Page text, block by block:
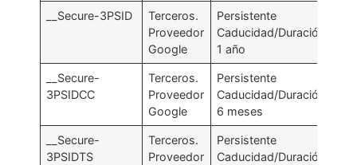
__Secure-3PSID
Terceros.
Proveedor
Google
Persistente
Caducidad/Duración:
1 año
__Secure-
3PSIDCC
Terceros.
Proveedor
Google
Persistente
Caducidad/Duración:
6 meses
__Secure-
3PSIDTS
Terceros.
Proveedor
Persistente
Caducidad/Duración: